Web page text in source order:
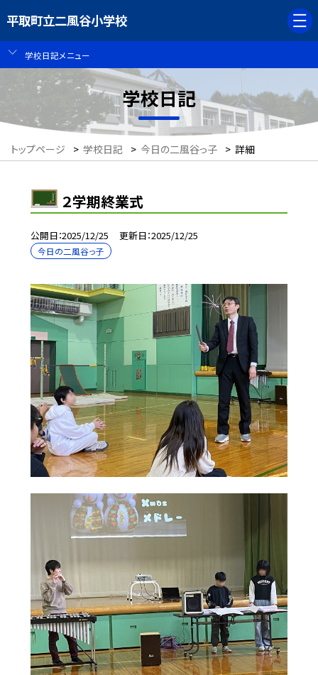
平取町立二風谷小学校
学校日記メニュー
学校日記
トップページ > 学校日記 > 今日の二風谷っ子 > 詳細
２学期終業式
公開日 2025/12/25 更新日 2025/12/25
今日の二風谷っ子